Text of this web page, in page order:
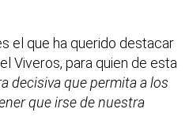
el que ha querido destacar
Viveros, para quien de esta
decisiva que permita a los
que irse de nuestra